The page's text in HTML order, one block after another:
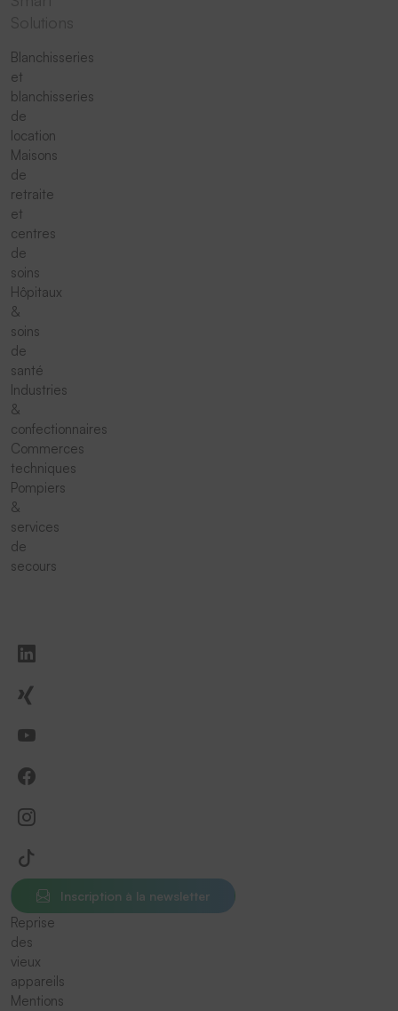
Blanchisseries
et
blanchisseries
de
location
Maisons
de
retraite
et
centres
de
soins
Hôpitaux
&
soins
de
santé
Industries
&
confectionnaires
Commerces
techniques
Pompiers
&
services
de
secours
Inscription à la newsletter
Reprise
des
vieux
appareils
Mentions